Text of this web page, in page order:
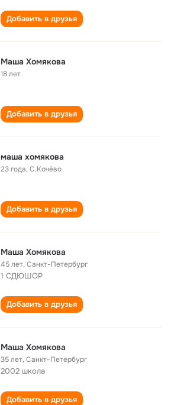
Добавить в друзья
Маша Хомякова
18 лет
Добавить в друзья
маша хомякова
23 года,С.Кочёво
Добавить в друзья
Маша Хомякова
45 лет,Санкт-Петербург
1 СДЮШОР
Добавить в друзья
Маша Хомякова
35 лет,Санкт-Петербург
2002 школа
Добавить в друзья